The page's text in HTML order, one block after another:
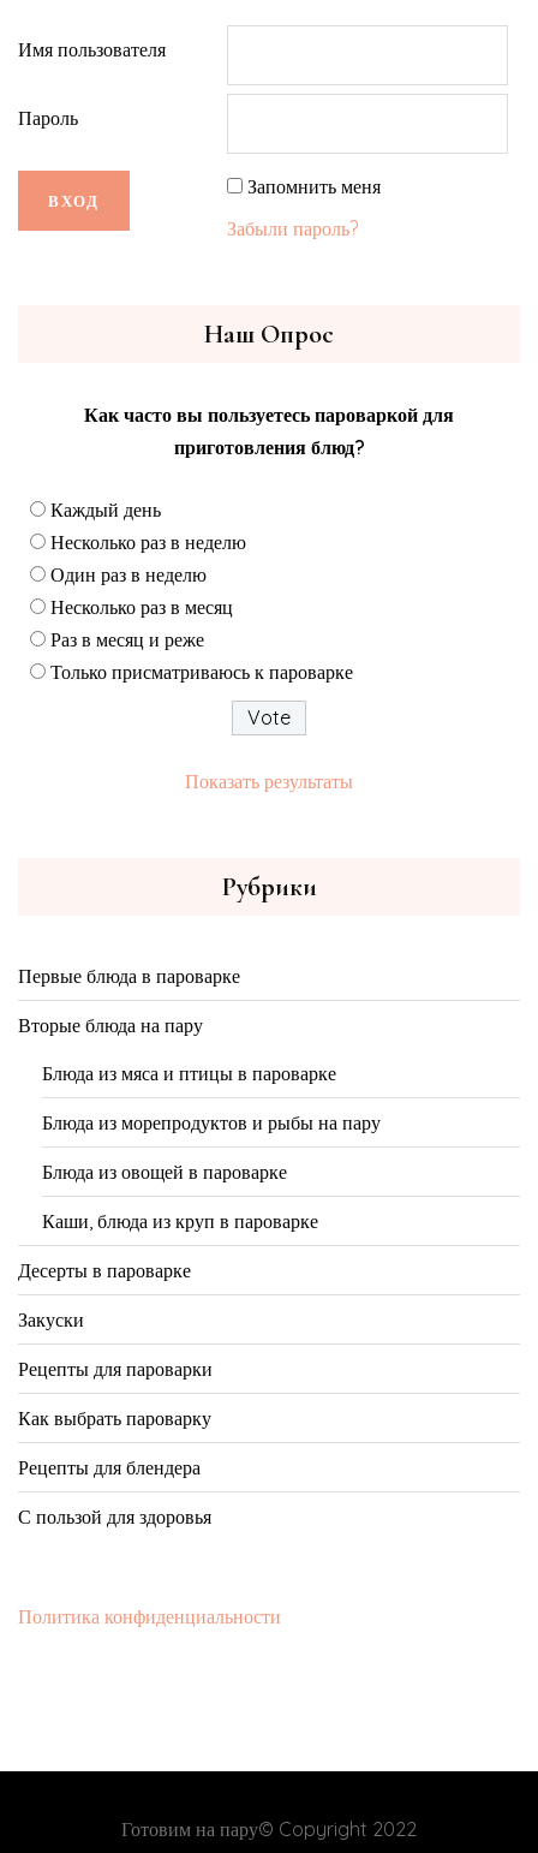
Имя пользователя
Пароль
Запомнить меня
Забыли пароль?
Наш Опрос
Как часто вы пользуетесь пароваркой для
приготовления блюд?
Каждый день
Несколько раз в неделю
Один раз в неделю
Несколько раз в месяц
Раз в месяц и реже
Только присматриваюсь к пароварке
Показать результаты
Рубрики
Первые блюда в пароварке
Вторые блюда на пару
Блюда из мяса и птицы в пароварке
Блюда из морепродуктов и рыбы на пару
Блюда из овощей в пароварке
Каши, блюда из круп в пароварке
Десерты в пароварке
Закуски
Рецепты для пароварки
Как выбрать пароварку
Рецепты для блендера
С пользой для здоровья
Политика конфиденциальности
Готовим на пару© Copyright 2022